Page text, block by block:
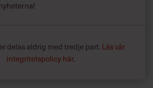
delas aldrig med tredje part. Läs vår
integritetspolicy här.